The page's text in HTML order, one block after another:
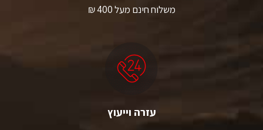
משלוח חינם מעל 400 ₪
עזרה וייעוץ